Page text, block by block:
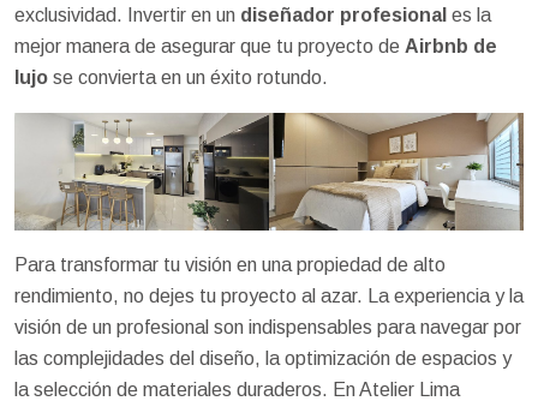
exclusividad. Invertir en un diseñador profesional es la
mejor manera de asegurar que tu proyecto de Airbnb de
lujo se convierta en un éxito rotundo.
Para transformar tu visión en una propiedad de alto
rendimiento, no dejes tu proyecto al azar. La experiencia y la
visión de un profesional son indispensables para navegar por
las complejidades del diseño, la optimización de espacios y
la selección de materiales duraderos. En Atelier Lima